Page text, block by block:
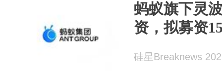
蚂蚁旗下灵
资，拟募资
硅星Breaknews